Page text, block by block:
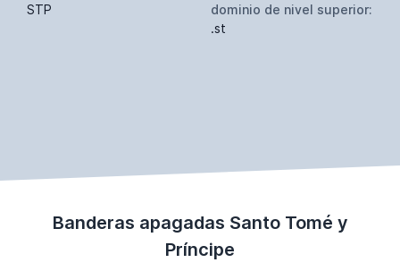
STP
dominio de nivel superior:
.st
Banderas apagadas Santo Tomé y
Príncipe